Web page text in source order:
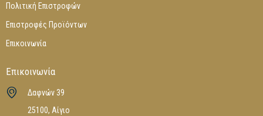
Πολιτική Επιστροφών
Επιστροφές Προϊόντων
Επικοινωνία
Επικοινωνία
Δαφνών 39
25100, Αίγιο